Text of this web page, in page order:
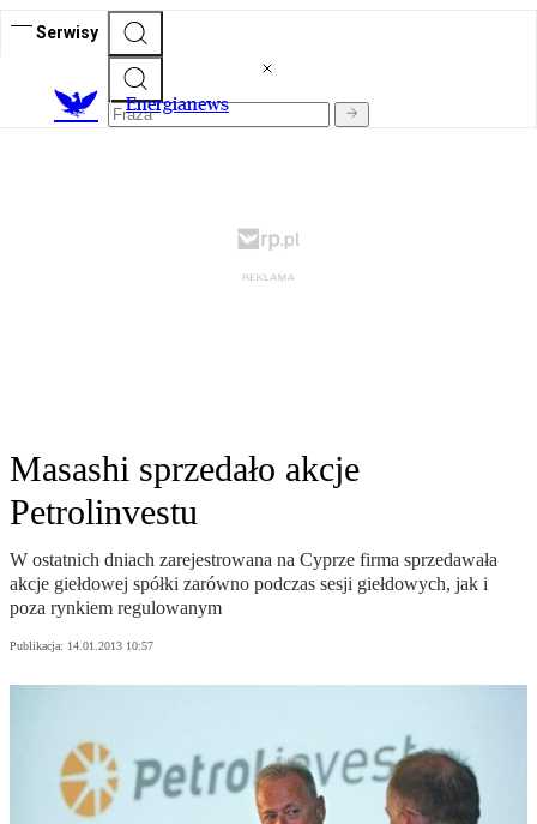
Serwisy
Energianews
Masashi sprzedało akcje
Petrolinvestu
W ostatnich dniach zarejestrowana na Cyprze firma sprzedawała
akcje giełdowej spółki zarówno podczas sesji giełdowych, jak i
poza rynkiem regulowanym
Publikacja: 14.01.2013 10:57